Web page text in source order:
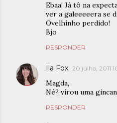
Ebaa! Já tô na
ver a galeeeeera se
Ovelhinho perdido!
Bjo
RESPONDER
Ila Fox 20 julho, 2011
Magda,
Né? virou uma
RESPONDER